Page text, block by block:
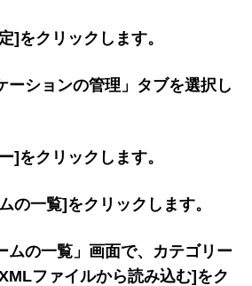
]をクリックします。
ーションの管理」タブを選択し
]をクリックします。
の一覧]をクリックします。
ムの一覧」画面で、カテゴリー
ファイルから読み込む]をク